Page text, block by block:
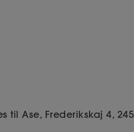
Ase, Frederikskaj 4,